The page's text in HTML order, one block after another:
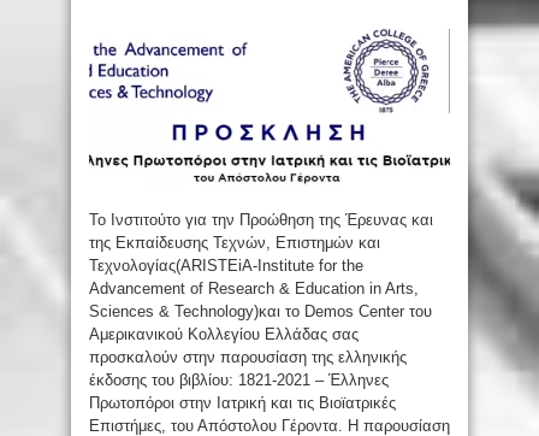
Το Ινστιτούτο για την Προώθηση της Έρευνας και
της Εκπαίδευσης Τεχνών, Επιστημών και
Τεχνολογίας(ARISTEiA-Institute for the
Advancement of Research & Education in Arts,
Sciences & Technology)και το Demos Center του
Αμερικανικού Κολλεγίου Ελλάδας σας
προσκαλούν στην παρουσίαση της ελληνικής
έκδοσης του βιβλίου: 1821-2021 – Έλληνες
Πρωτοπόροι στην Ιατρική και τις Βιοϊατρικές
Επιστήμες, του Απόστολου Γέροντα. Η παρουσίαση